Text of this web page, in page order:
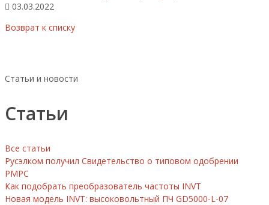
03.03.2022
Возврат к списку
Статьи и новости
Статьи
Все статьи
Русэлком получил Свидетельство о типовом одобрении
РМРС
Как подобрать преобразователь частоты INVT
Новая модель INVT: высоковольтный ПЧ GD5000-L-07